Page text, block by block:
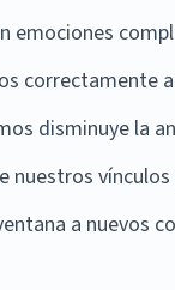
emociones
correctamente
disminuye la
nuestros
a nuevos